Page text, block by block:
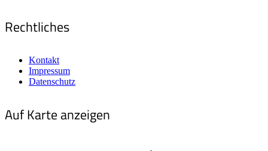
Rechtliches
Kontakt
Impressum
Datenschutz
Auf Karte anzeigen